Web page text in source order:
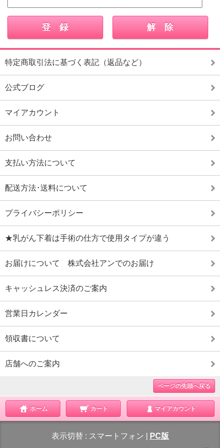
特定商取引法に基づく表記（返品など）
公式ブログ
マイアカウント
お問い合わせ
支払い方法について
配送方法･送料について
プライバシーポリシー
★乳がん下着は手術の仕方で使用タイプが違う
お届けについて 株式会社アンでのお届け
キャッシュレス決済のご案内
営業日カレンダー
領収書について
店舗へのご案内
ページの先頭へ戻る
ホーム カート マイアカウント
表示切替 : スマートフォン PC版